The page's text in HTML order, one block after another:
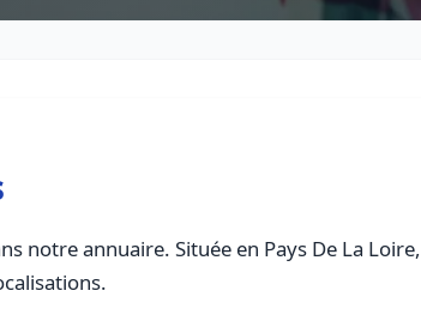
notre annuaire. Située en Pays De La